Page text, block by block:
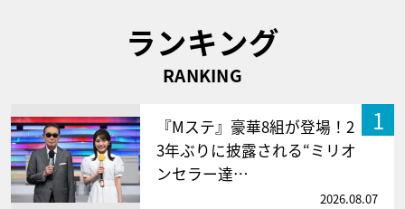
ランキング
RANKING
1
『Mステ』豪華8組が登場！2
3年ぶりに披露される“ミリオ
ンセラー達…
2026.08.07